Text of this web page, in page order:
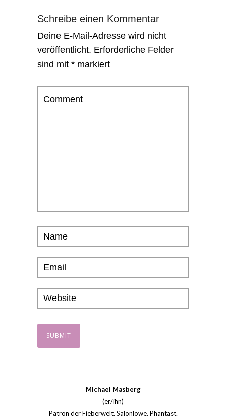
Schreibe einen Kommentar
Deine E-Mail-Adresse wird nicht
veröffentlicht. Erforderliche Felder
sind mit * markiert
Michael Masberg
(er/ihn)
Patron der Fieberwelt. Salonlöwe. Phantast.